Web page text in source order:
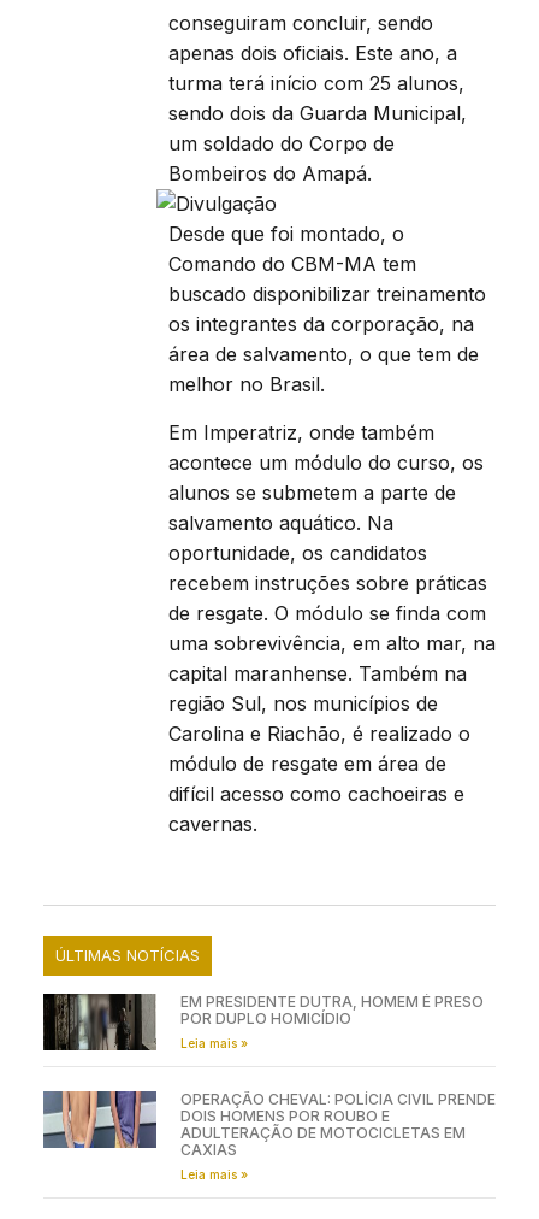
conseguiram concluir, sendo
apenas dois oficiais. Este ano, a
turma terá início com 25 alunos,
sendo dois da Guarda Municipal,
um soldado do Corpo de
Bombeiros do Amapá.
Desde que foi montado, o
Comando do CBM-MA tem
buscado disponibilizar treinamento
os integrantes da corporação, na
área de salvamento, o que tem de
melhor no Brasil.
Em Imperatriz, onde também
acontece um módulo do curso, os
alunos se submetem a parte de
salvamento aquático. Na
oportunidade, os candidatos
recebem instruções sobre práticas
de resgate. O módulo se finda com
uma sobrevivência, em alto mar, na
capital maranhense. Também na
região Sul, nos municípios de
Carolina e Riachão, é realizado o
módulo de resgate em área de
difícil acesso como cachoeiras e
cavernas.
ÚLTIMAS NOTÍCIAS
EM PRESIDENTE DUTRA, HOMEM É PRESO
POR DUPLO HOMICÍDIO
Leia mais »
OPERAÇÃO CHEVAL: POLÍCIA CIVIL PRENDE
DOIS HOMENS POR ROUBO E
ADULTERAÇÃO DE MOTOCICLETAS EM
CAXIAS
Leia mais »